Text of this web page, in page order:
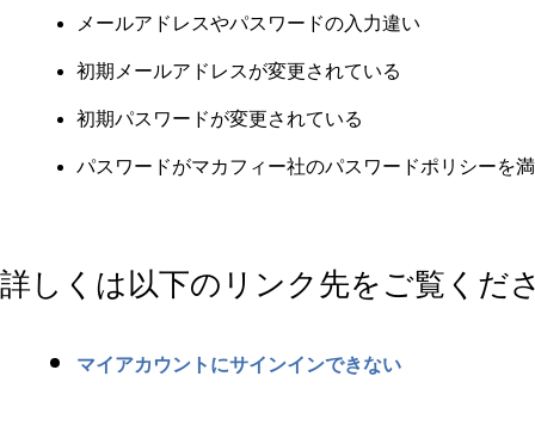
メールアドレスやパスワードの入力違い
初期メールアドレスが変更されている
初期パスワードが変更されている
パスワードがマカフィー社のパスワードポリシーを
詳しくは以下のリンク先をご覧くだ
マイアカウントにサインインできない